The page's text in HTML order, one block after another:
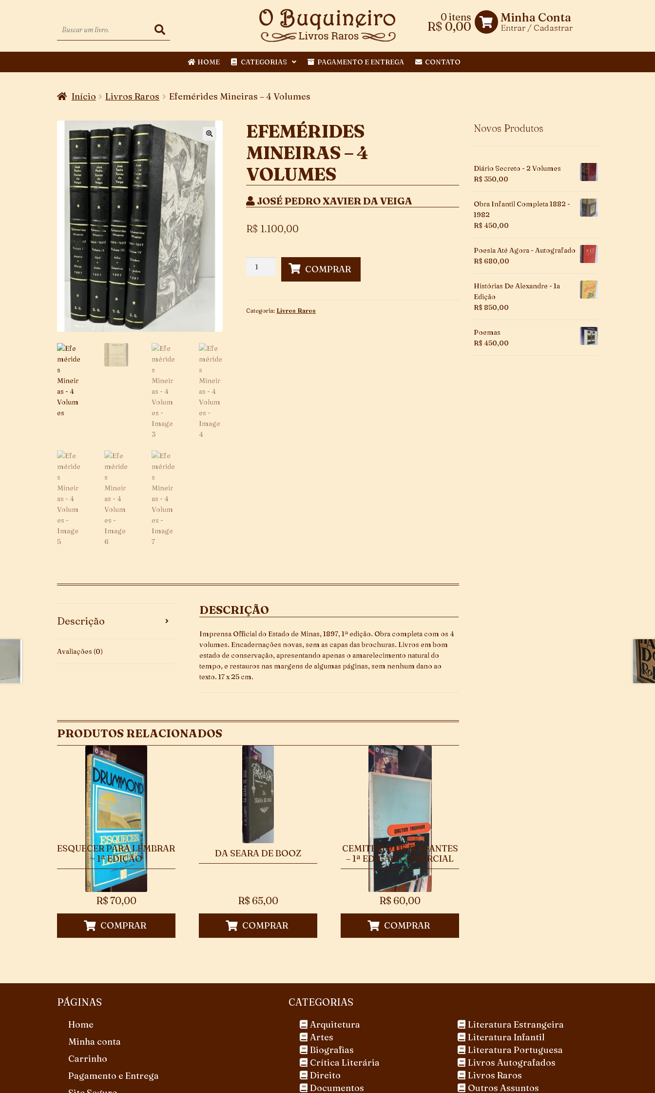
0 itens
R$ 0,00
Minha Conta
Entrar / Cadastrar
HOME CATEGORIAS PAGAMENTO E ENTREGA CONTATO
Início Livros Raros Efemérides Mineiras – 4 Volumes
EFEMÉRIDES
MINEIRAS – 4
VOLUMES
JOSÉ PEDRO XAVIER DA VEIGA
R$ 1.100,00
quantidade
COMPRAR
Categoria: Livros Raros
Descrição
Avaliações (0)
DESCRIÇÃO
Imprensa Official do Estado de Minas, 1897, 1ª edição. Obra completa com os 4
volumes. Encadernações novas, sem as capas das brochuras. Livros em bom
estado de conservação, apresentando apenas o amarelecimento natural do
tempo, e restauros nas margens de algumas páginas, sem nenhum dano ao
texto. 17 x 25 cm.
PRODUTOS RELACIONADOS
ESQUECER PARA LEMBRAR
~ 1ª EDIÇÃO
R$ 70,00
COMPRAR
DA SEARA DE BOOZ
R$ 65,00
COMPRAR
CEMITÉRIO DE ELEFANTES
– 1ª EDIÇÃO COMERCIAL
R$ 60,00
COMPRAR
Novos Produtos
Diário Secreto - 2 Volumes
R$ 350,00
Obra Infantil Completa 1882 -
1982
R$ 450,00
Poesia Até Agora - Autografado
R$ 680,00
Histórias De Alexandre - 1a
Edição
R$ 850,00
Poemas
R$ 450,00
PÁGINAS
Home
Minha conta
Carrinho
Pagamento e Entrega
CATEGORIAS
Arquitetura
Artes
Biografias
Crítica Literária
Direito
Documentos
Literatura Estrangeira
Literatura Infantil
Literatura Portuguesa
Livros Autografados
Livros Raros
Outros Assuntos